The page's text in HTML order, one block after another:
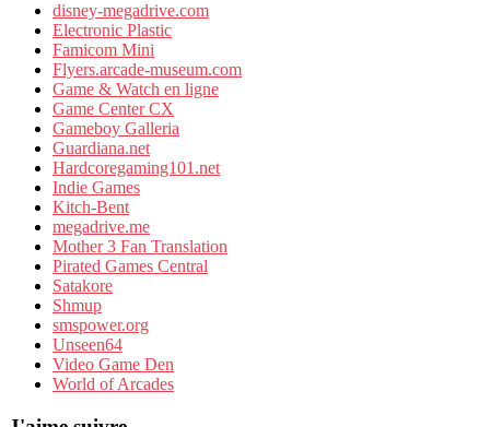
disney-megadrive.com
Electronic Plastic
Famicom Mini
Flyers.arcade-museum.com
Game & Watch en ligne
Game Center CX
Gameboy Galleria
Guardiana.net
Hardcoregaming101.net
Indie Games
Kitch-Bent
megadrive.me
Mother 3 Fan Translation
Pirated Games Central
Satakore
Shmup
smspower.org
Unseen64
Video Game Den
World of Arcades